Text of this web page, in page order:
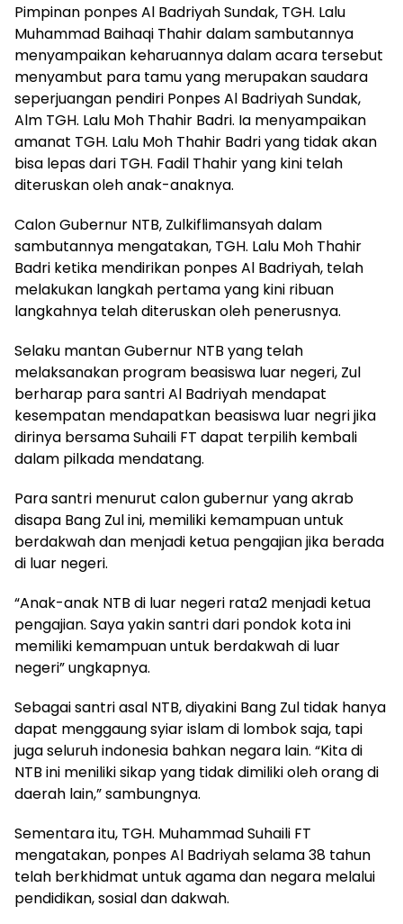
Pimpinan ponpes Al Badriyah Sundak, TGH. Lalu
Muhammad Baihaqi Thahir dalam sambutannya
menyampaikan keharuannya dalam acara tersebut
menyambut para tamu yang merupakan saudara
seperjuangan pendiri Ponpes Al Badriyah Sundak,
Alm TGH. Lalu Moh Thahir Badri. Ia menyampaikan
amanat TGH. Lalu Moh Thahir Badri yang tidak akan
bisa lepas dari TGH. Fadil Thahir yang kini telah
diteruskan oleh anak-anaknya.
Calon Gubernur NTB, Zulkiflimansyah dalam
sambutannya mengatakan, TGH. Lalu Moh Thahir
Badri ketika mendirikan ponpes Al Badriyah, telah
melakukan langkah pertama yang kini ribuan
langkahnya telah diteruskan oleh penerusnya.
Selaku mantan Gubernur NTB yang telah
melaksanakan program beasiswa luar negeri, Zul
berharap para santri Al Badriyah mendapat
kesempatan mendapatkan beasiswa luar negri jika
dirinya bersama Suhaili FT dapat terpilih kembali
dalam pilkada mendatang.
Para santri menurut calon gubernur yang akrab
disapa Bang Zul ini, memiliki kemampuan untuk
berdakwah dan menjadi ketua pengajian jika berada
di luar negeri.
“Anak-anak NTB di luar negeri rata2 menjadi ketua
pengajian. Saya yakin santri dari pondok kota ini
memiliki kemampuan untuk berdakwah di luar
negeri” ungkapnya.
Sebagai santri asal NTB, diyakini Bang Zul tidak hanya
dapat menggaung syiar islam di lombok saja, tapi
juga seluruh indonesia bahkan negara lain. “Kita di
NTB ini meniliki sikap yang tidak dimiliki oleh orang di
daerah lain,” sambungnya.
Sementara itu, TGH. Muhammad Suhaili FT
mengatakan, ponpes Al Badriyah selama 38 tahun
telah berkhidmat untuk agama dan negara melalui
pendidikan, sosial dan dakwah.